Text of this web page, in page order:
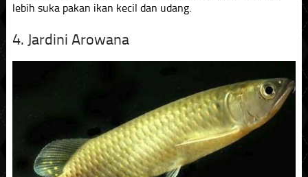
lebih suka pakan ikan kecil dan udang.
4. Jardini Arowana